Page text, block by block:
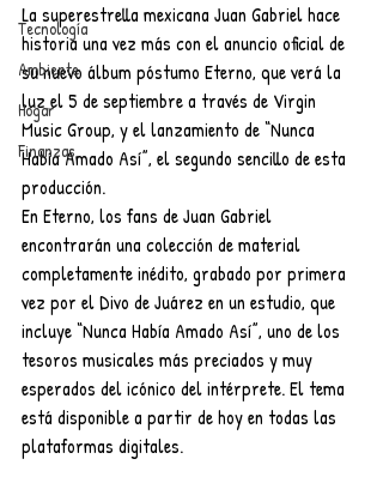
Tecnología
Ambiente
Hogar
Finanzas
La superestrella mexicana Juan Gabriel hace
historia una vez más con el anuncio oficial de
su nuevo álbum póstumo Eterno, que verá la
luz el 5 de septiembre a través de Virgin
Music Group, y el lanzamiento de “Nunca
Había Amado Así”, el segundo sencillo de esta
producción.
En Eterno, los fans de Juan Gabriel
encontrarán una colección de material
completamente inédito, grabado por primera
vez por el Divo de Juárez en un estudio, que
incluye “Nunca Había Amado Así”, uno de los
tesoros musicales más preciados y muy
esperados del icónico del intérprete. El tema
está disponible a partir de hoy en todas las
plataformas digitales.